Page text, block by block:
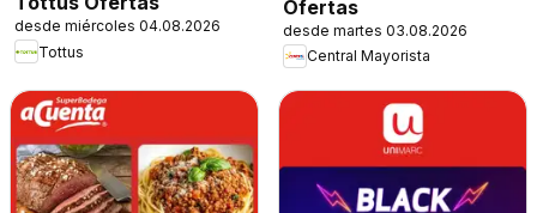
desde miércoles 04.08.2026
Tottus
Ofertas
desde martes 03.08.2026
Central Mayorista